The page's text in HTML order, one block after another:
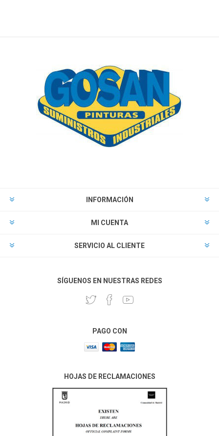
INFORMACIÓN
MI CUENTA
SERVICIO AL CLIENTE
SÍGUENOS EN NUESTRAS REDES
PAGO CON
HOJAS DE RECLAMACIONES